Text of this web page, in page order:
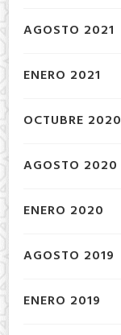
AGOSTO 2021
ENERO 2021
OCTUBRE 2020
AGOSTO 2020
ENERO 2020
AGOSTO 2019
ENERO 2019